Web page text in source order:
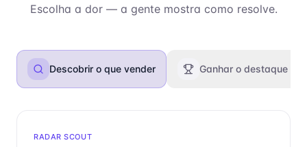
Escolha a dor — a gente mostra como resolve.
Descobrir o que vender Ganhar o destaque da
RADAR SCOUT